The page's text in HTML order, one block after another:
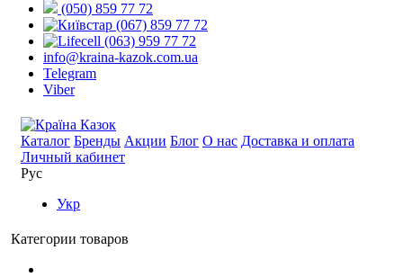
(050) 859 77 72
(067) 859 77 72
(063) 959 77 72
info@kraina-kazok.com.ua
Telegram
Viber
Каталог Бренды Акции Блог О нас Доставка и оплата
Личный кабинет
Рус
Укр
Категории товаров